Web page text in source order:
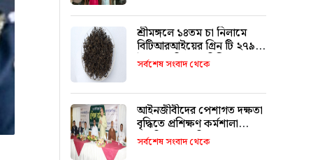
শ্রীমঙ্গলে ১৪তম চা নিলামে
বিটিআরআইয়ের গ্রিন টি ২৭৯০
টাকা কেজি দরে বিক্রি
সর্বশেষ সংবাদ থেকে
আইনজীবীদের পেশাগত দক্ষতা
বৃদ্ধিতে প্রশিক্ষণ কর্মশালা
অপরিহার্য: এমপি এমরান
আহমদ চৌধুরী
সর্বশেষ সংবাদ থেকে